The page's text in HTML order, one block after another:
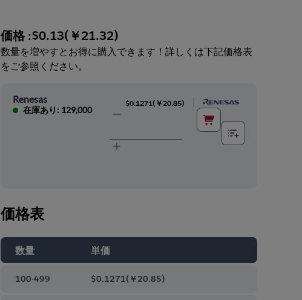
価格 :$0.13(￥21.32)
数量を増やすとお得に購入できます！詳しくは下記価格表
をご参照ください。
Renesas
在庫あり: 129,000
$0.1271( ￥20.85)
価格表
数量 単価
100-499 $0.1271(￥20.85)